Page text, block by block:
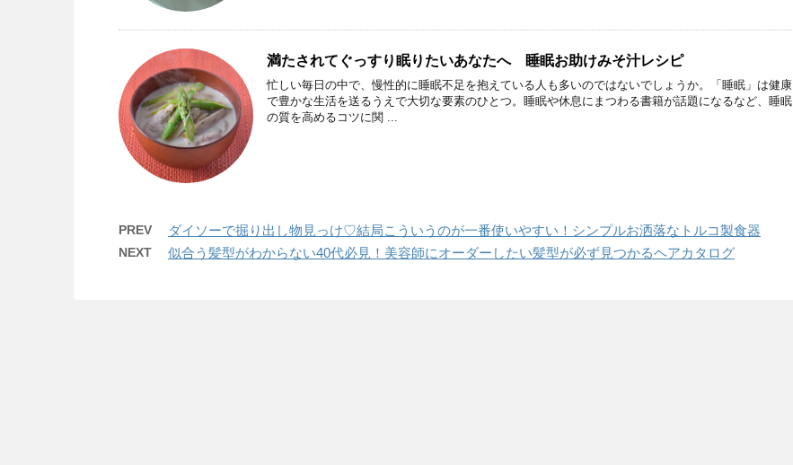
満たされてぐっすり眠りたいあなたへ 睡眠お助けみそ汁レシピ
忙しい毎日の中で、慢性的に睡眠不足を抱えている人も多いのではないでしょうか。「睡眠」は健康
で豊かな生活を送るうえで大切な要素のひとつ。睡眠や休息にまつわる書籍が話題になるなど、睡眠
の質を高めるコツに関 ...
PREV ダイソーで掘り出し物見っけ♡結局こういうのが一番使いやすい！シンプルお洒落なトルコ製食器
NEXT 似合う髪型がわからない40代必見！美容師にオーダーしたい髪型が必ず見つかるヘアカタログ